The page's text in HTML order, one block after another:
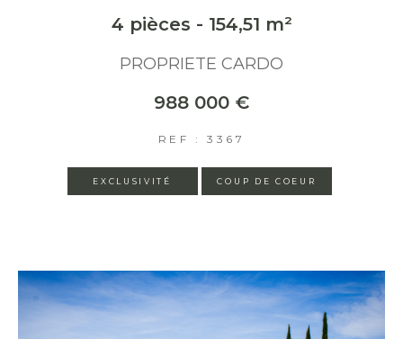
4 pièces - 154,51 m²
PROPRIETE CARDO
988 000 €
REF : 3367
EXCLUSIVITÉ COUP DE COEUR